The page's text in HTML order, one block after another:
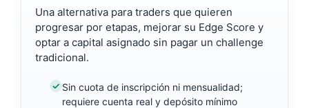
Una alternativa para traders que quieren
progresar por etapas, mejorar su Edge Score y
optar a capital asignado sin pagar un challenge
tradicional.
Sin cuota de inscripción ni mensualidad;
requiere cuenta real y depósito mínimo